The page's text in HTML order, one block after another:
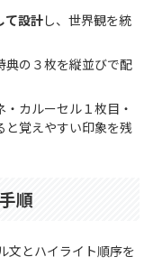
て設計し、世界観を統
の３枚を縦並びで配
カルーセル１枚目・
と覚えやすい印象を残
順
文とハイライト順序を